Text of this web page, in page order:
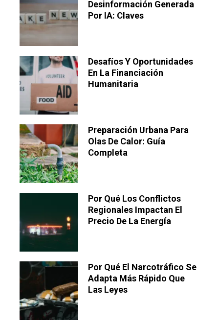
Desinformación Generada
Por IA: Claves
Desafíos Y Oportunidades
En La Financiación
Humanitaria
Preparación Urbana Para
Olas De Calor: Guía
Completa
Por Qué Los Conflictos
Regionales Impactan El
Precio De La Energía
Por Qué El Narcotráfico Se
Adapta Más Rápido Que
Las Leyes